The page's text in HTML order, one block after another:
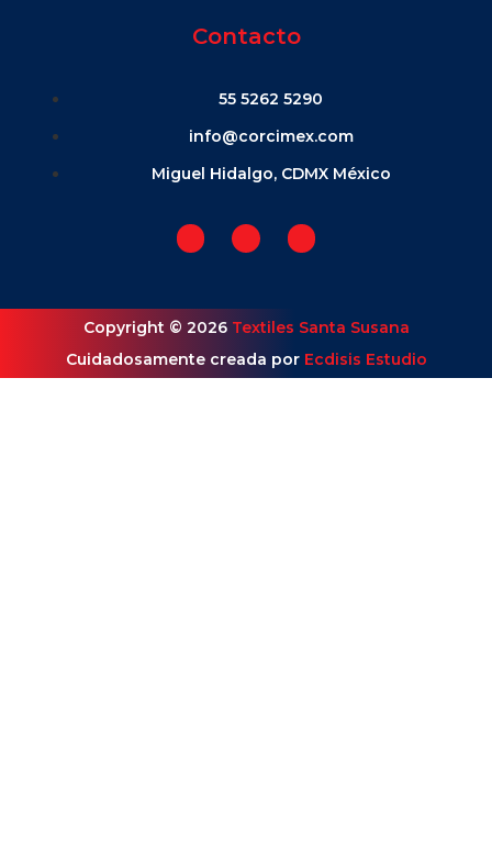
Contacto
55 5262 5290
info@corcimex.com
Miguel Hidalgo, CDMX México
Copyright © 2026 Textiles Santa Susana
Cuidadosamente creada por Ecdisis Estudio